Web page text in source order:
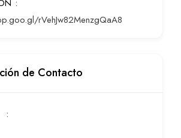
rVehJw82MenzgQaA8
de Contacto